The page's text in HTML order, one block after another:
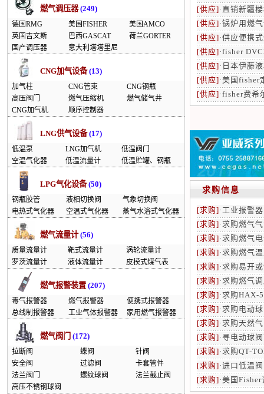
燃气调压器(249)
德国RMG 美国FISHER
美国AMCO
英国吉文斯
巴西GASCAT
荷兰GORTER
国产调压器
意大利塔塔里尼
CNG加气设备(13)
加气柱 CNG管束
CNG钢瓶
高压阀门
燃气压缩机
燃气储气井
CNG加气机
顺序控制器
LNG供气设备(17)
低温泵 LNG加气机
低温阀门
空温气化器
低温流量计 低温贮罐、钢瓶
LPG气化设备(50)
钢瓶胶管 液相切换阀
气象切换阀
电热式气化器
空温式气化器 蒸气水浴式气化器
燃气流量计(56)
质量流量计 靶式流量计
涡轮流量计
罗茨流量计
液体流量计 皮模式煤气表
燃气报警装置 (207)
毒气报警器 燃气报警器
便携式报警器
总线制报警器
工业气体报警器 家用燃气报警器
燃气阀门 (172)
拉断阀 蝶阀
针阀
安全阀
过滤阀
卡套管件
法兰阀门
螺纹球阀
法兰截止阀
高压不锈钢球阀
[供应]· 直销新疆
[供应]·锅炉用燃
[供应]·供应便携
[供应]·fisher
[供应]· 日本伊藤
[供应]·美国fisher
[供应]·fisher费希
求购信息
[求购]· 工业报警
[求购]·求购燃气
[求购]·求购燃气
[求购]·求购燃气
[求购]·求购易开
[求购]·求购燃气
[求购]·求购HAX-
[求购]·求购电动
[求购]·求购天然
[求购]· 寻电动球
[求购]·求购QT-
[求购]·进口低温
[求购]·美国Fisher